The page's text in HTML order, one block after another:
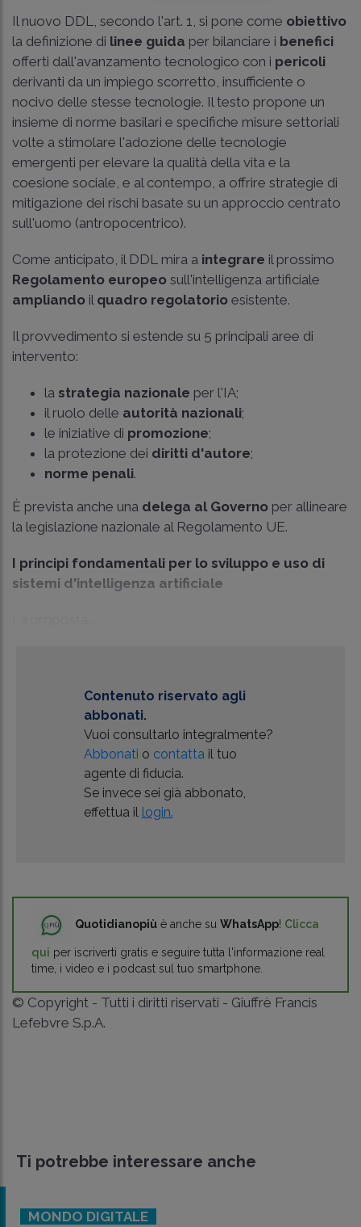
Il nuovo DDL, secondo l'art. 1, si pone come obiettivo
la definizione di linee guida per bilanciare i benefici
offerti dall'avanzamento tecnologico con i pericoli
derivanti da un impiego scorretto, insufficiente o
nocivo delle stesse tecnologie. Il testo propone un
insieme di norme basilari e specifiche misure settoriali
volte a stimolare l'adozione delle tecnologie
emergenti per elevare la qualità della vita e la
coesione sociale, e al contempo, a offrire strategie di
mitigazione dei rischi basate su un approccio centrato
sull'uomo (antropocentrico).
Come anticipato, il DDL mira a integrare il prossimo
Regolamento europeo sull'intelligenza artificiale
ampliando il quadro regolatorio esistente.
Il provvedimento si estende su 5 principali aree di
intervento:
la strategia nazionale per l'IA;
il ruolo delle autorità nazionali;
le iniziative di promozione;
la protezione dei diritti d'autore;
norme penali.
È prevista anche una delega al Governo per allineare
la legislazione nazionale al Regolamento UE.
I principi fondamentali per lo sviluppo e uso di
sistemi d'intelligenza artificiale
Contenuto riservato agli
abbonati.
Vuoi consultarlo integralmente?
Abbonati o contattail tuo
agente di fiducia.
Se invece sei già abbonato,
effettua il login.
Quotidianopiù è anche su WhatsApp! Clicca
qui per iscriverti gratis e seguire tutta l'informazione real
time, i video e i podcast sul tuo smartphone.
© Copyright - Tutti i diritti riservati - Giuffrè Francis
Lefebvre S.p.A.
Ti potrebbe interessare anche
MONDO DIGITALE